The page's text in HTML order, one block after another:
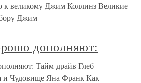
великому Джим Коллинз Великие
Джим
дополняют:
Тайм-драйв Глеб
и Чудовище Яна Франк Как